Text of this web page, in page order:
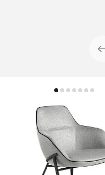
131 990 ₽
Кресло A146 /5065